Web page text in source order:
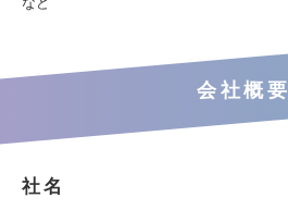
会社概要
社名